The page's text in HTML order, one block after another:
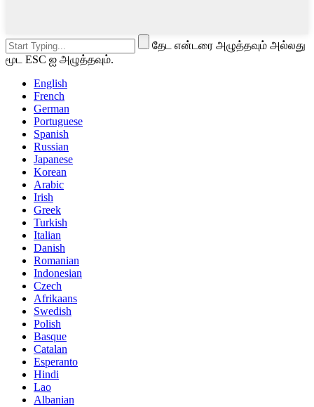
தேட என்டரை அழுத்தவும் அல்லது
மூட ESC ஐ அழுத்தவும்.
English
French
German
Portuguese
Spanish
Russian
Japanese
Korean
Arabic
Irish
Greek
Turkish
Italian
Danish
Romanian
Indonesian
Czech
Afrikaans
Swedish
Polish
Basque
Catalan
Esperanto
Hindi
Lao
Albanian